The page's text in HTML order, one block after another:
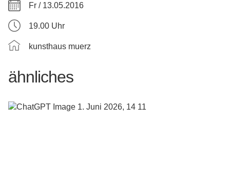
Fr / 13.05.2016
19.00 Uhr
kunsthaus muerz
ähnliches